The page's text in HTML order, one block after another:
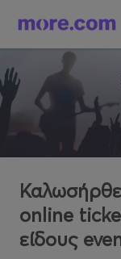
online
είδους